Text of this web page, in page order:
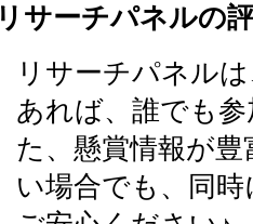
リサーチパネルの
リサーチパネル
あれば、誰でも
た、懸賞情報が
い場合でも、同